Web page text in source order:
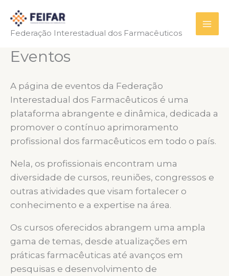
para
Federação Interestadual dos Farmacêuticos
Eventos
A página de eventos da Federação
Interestadual dos Farmacêuticos é uma
plataforma abrangente e dinâmica, dedicada a
promover o contínuo aprimoramento
profissional dos farmacêuticos em todo o país.
Nela, os profissionais encontram uma
diversidade de cursos, reuniões, congressos e
outras atividades que visam fortalecer o
conhecimento e a expertise na área.
Os cursos oferecidos abrangem uma ampla
gama de temas, desde atualizações em
práticas farmacêuticas até avanços em
pesquisas e desenvolvimento de